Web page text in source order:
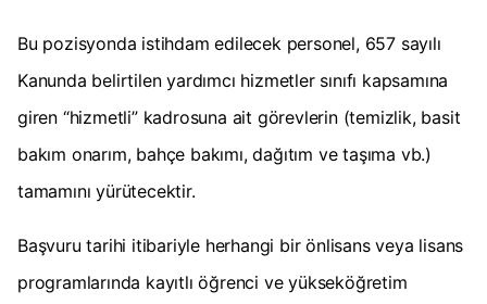
Bu pozisyonda istihdam edilecek personel, 657 sayılı
Kanunda belirtilen yardımcı hizmetler sınıfı kapsamına
giren “hizmetli” kadrosuna ait görevlerin (temizlik, basit
bakım onarım, bahçe bakımı, dağıtım ve taşıma vb.)
tamamını yürütecektir.
Başvuru tarihi itibariyle herhangi bir önlisans veya lisans
programlarında kayıtlı öğrenci ve yükseköğretim